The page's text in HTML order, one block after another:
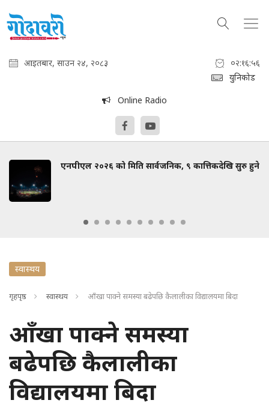
आइतबार, साउन २४, २०८३
०२:१६:५७
युनिकोड
Online Radio
एनपीएल २०२६ को मिति सार्वजनिक, ९ कात्तिकदेखि सुरु हुने
स्वास्थय
गृहपृष्ठ स्वास्थय आँखा पाक्ने समस्‍या बढेपछि कैलालीका विद्यालयमा बिदा
आँखा पाक्ने समस्‍या
बढेपछि कैलालीका
विद्यालयमा बिदा